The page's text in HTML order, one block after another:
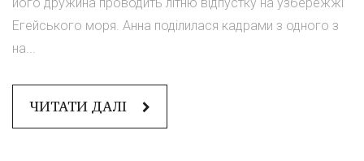
Егейського моря. Анна поділилася кадрами з одного з
на...
ЧИТАТИ ДАЛІ